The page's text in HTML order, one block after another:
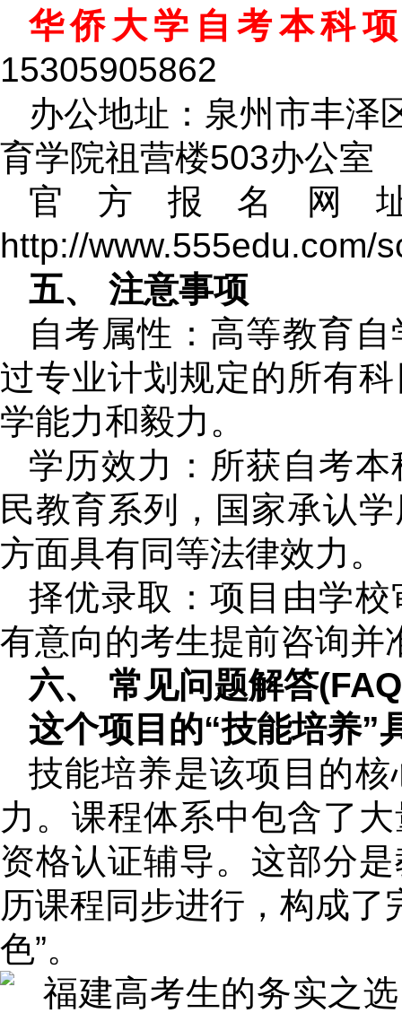
华侨大学自考本科
15305905862
办公地址：泉州市丰泽
育学院祖营楼503办公室
官方报名网
http://www.555edu.com/
五、 注意事项
自考属性：高等教育
过专业计划规定的所有
学能力和毅力。
学历效力：所获自考
民教育系列，国家承认
方面具有同等法律效力。
择优录取：项目由学
有意向的考生提前咨询并
六、 常见问题解答
这个项目的“技能培养”
技能培养是该项目的
力。课程体系中包含了
资格认证辅导。这部分
历课程同步进行，构成了
色”。